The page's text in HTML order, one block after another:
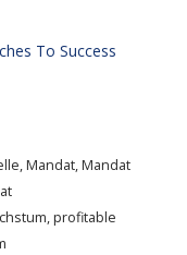
To Success
,Mandat,Mandat
,profitable